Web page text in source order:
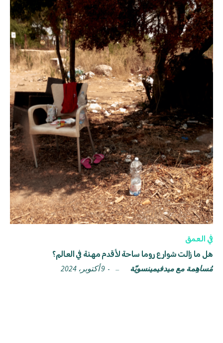
في العمق
هل ما زالت شوارع روما ساحة لأقدم مهنة في العالم؟
مُساهِمة مع ميدفيمينسويّة